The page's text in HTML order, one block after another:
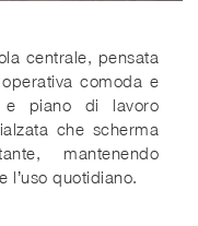
centrale, pensata
comoda e
e piano di lavoro
che scherma
mantenendo
l’uso quotidiano.